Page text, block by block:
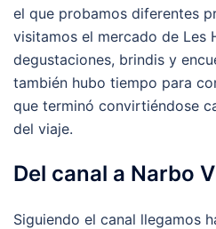
el que probamos diferentes
visitamos el mercado de Les
degustaciones, brindis y
también hubo tiempo para
que terminó convirtiéndose
del viaje.
Del canal a Narbo
Siguiendo el canal llegamos